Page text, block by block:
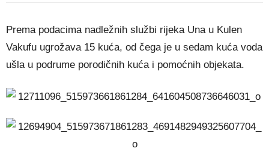
Prema podacima nadležnih službi rijeka Una u Kulen
Vakufu ugrožava 15 kuća, od čega je u sedam kuća voda
ušla u podrume porodičnih kuća i pomoćnih objekata.